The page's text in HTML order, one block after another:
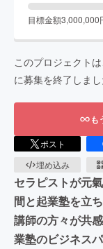
目標金額3,000,000
このプロジェクトは
に募集を終了しまし
も
ポスト
埋め込み
セラピストが元
間と起業塾を立
講師の方々が共
業塾のビジネス